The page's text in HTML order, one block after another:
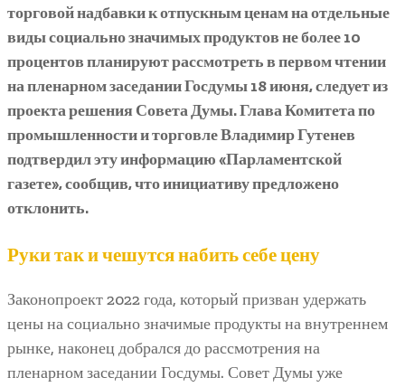
торговой надбавки к отпускным ценам на отдельные
виды социально значимых продуктов не более 10
процентов планируют рассмотреть в первом чтении
на пленарном заседании Госдумы 18 июня, следует из
проекта решения Совета Думы. Глава Комитета по
промышленности и торговле Владимир Гутенев
подтвердил эту информацию «Парламентской
газете», сообщив, что инициативу предложено
отклонить.
Руки так и чешутся набить себе цену
Законопроект 2022 года, который призван удержать
цены на социально значимые продукты на внутреннем
рынке, наконец добрался до рассмотрения на
пленарном заседании Госдумы. Совет Думы уже